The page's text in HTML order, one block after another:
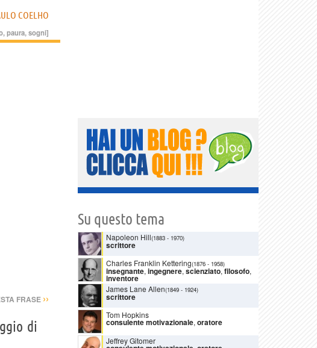
COELHO
,paura,sogni]
FRASE ››
di
Su questo tema
Napoleon Hill(1883 - 1970)
scrittore
Charles Franklin Kettering(1876 - 1958)
insegnante, ingegnere, scienziato,filosofo,
inventore
James Lane Allen(1849 - 1924)
scrittore
Tom Hopkins
consulente motivazionale, oratore
Jeffrey Gitomer